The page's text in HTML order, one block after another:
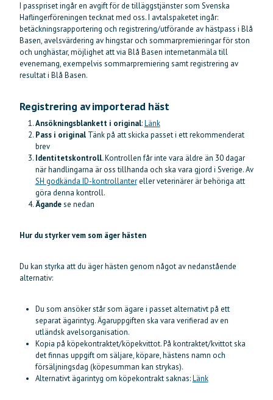
I passpriset ingår en avgift för de tilläggstjänster som Svenska
Haflingerföreningen tecknat med oss. I avtalspaketet ingår:
betäckningsrapportering och registrering/utförande av hästpass i Blå
Basen, avelsvärdering av hingstar och sommarpremieringar för ston
och unghästar, möjlighet att via Blå Basen internetanmäla till
evenemang, exempelvis sommarpremiering samt registrering av
resultat i Blå Basen.
Registrering av importerad häst
Ansökningsblankett i original:Länk
Pass i original Tänk på att skicka passet i ett rekommenderat
brev
Identitetskontroll.Kontrollen får inte vara äldre än 30 dagar
när handlingarna är oss tillhanda och ska vara gjord i Sverige. Av
SH godkända ID-kontrollantereller veterinärer är behöriga att
göra denna kontroll.
Ägandese nedan
Hur du styrker vem som äger hästen
Du kan styrka att du äger hästen genom något av nedanstående
alternativ:
Du som ansöker står som ägare i passet alternativt på ett
separat ägarintyg. Ägaruppgiften ska vara verifierad av en
utländsk avelsorganisation.
Kopia på köpekontraktet/köpekvittot. På kontraktet/kvittot ska
det finnas uppgift om säljare, köpare, hästens namn och
försäljningsdag (köpesumman kan strykas).
Alternativt ägarintyg om köpekontrakt saknas:Länk